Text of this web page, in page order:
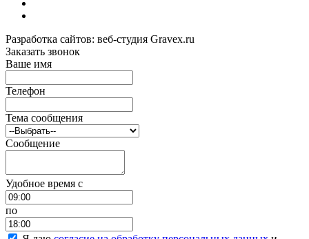
Разработка сайтов: веб-студия Gravex.ru
Заказать звонок
Ваше имя
Телефон
Тема сообщения
Сообщение
Удобное время c
по